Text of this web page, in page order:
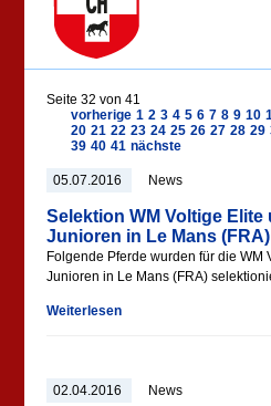
Seite 32 von 41
vorherige 1 2 3 4 5 6 7 8 9 10
20 21 22 23 24 25 26 27 28 29
39 40 41 nächste
05.07.2016 News
Selektion WM Voltige Elite
Junioren in Le Mans (FRA)
Folgende Pferde wurden für die WM
Junioren in Le Mans (FRA)
Weiterlesen
02.04.2016 News